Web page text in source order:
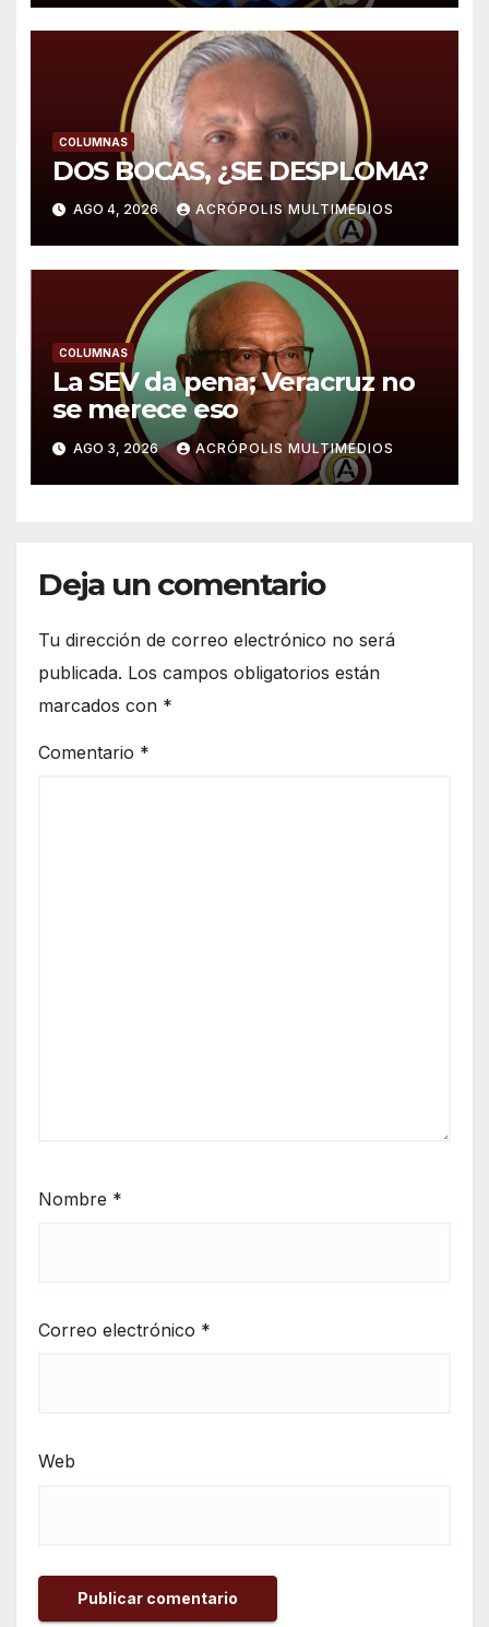
COLUMNAS
DOS BOCAS, ¿SE DESPLOMA?
AGO 4, 2026 ACRÓPOLIS MULTIMEDIOS
COLUMNAS
La SEV da pena; Veracruz no
se merece eso
AGO 3, 2026 ACRÓPOLIS MULTIMEDIOS
Deja un comentario
Tu dirección de correo electrónico no será
publicada. Los campos obligatorios están
marcados con *
Comentario *
Nombre *
Correo electrónico *
Web